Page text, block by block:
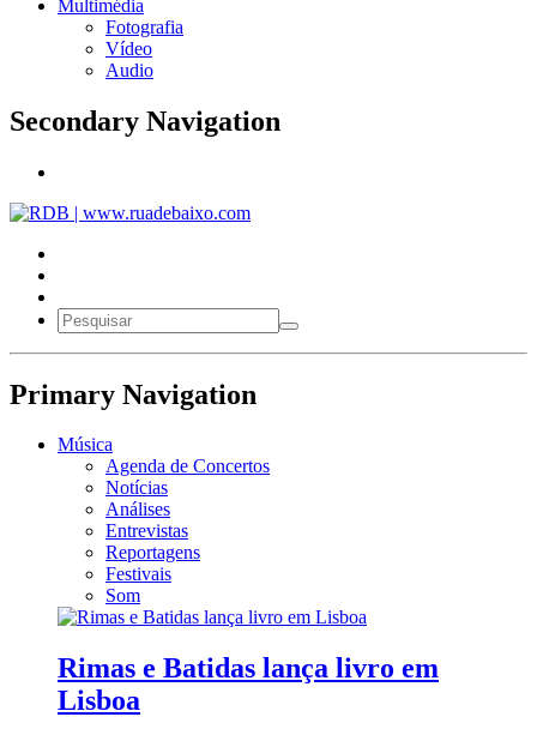
Multimédia
Fotografia
Vídeo
Audio
Secondary Navigation
Primary Navigation
Música
Agenda de Concertos
Notícias
Análises
Entrevistas
Reportagens
Festivais
Som
Rimas e Batidas lança livro em
Lisboa